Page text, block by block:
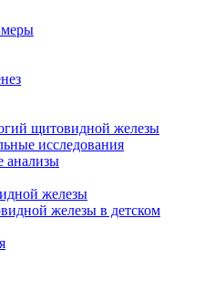
меры
щитовидной железы
исследования
анализы
железы
железы в детском